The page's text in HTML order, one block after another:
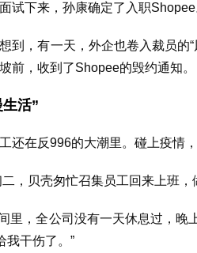
试下来，孙康确定了入职Shopee
到，有一天，外企也卷入裁员的
前，收到了Shopee的毁约通知。
活”
还在反996的大潮里。碰上疫情，
，贝壳匆忙召集员工回来上班，
里，全公司没有一天休息过，晚
我干伤了。”